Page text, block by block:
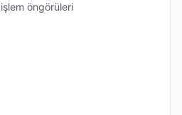
öngörüleri